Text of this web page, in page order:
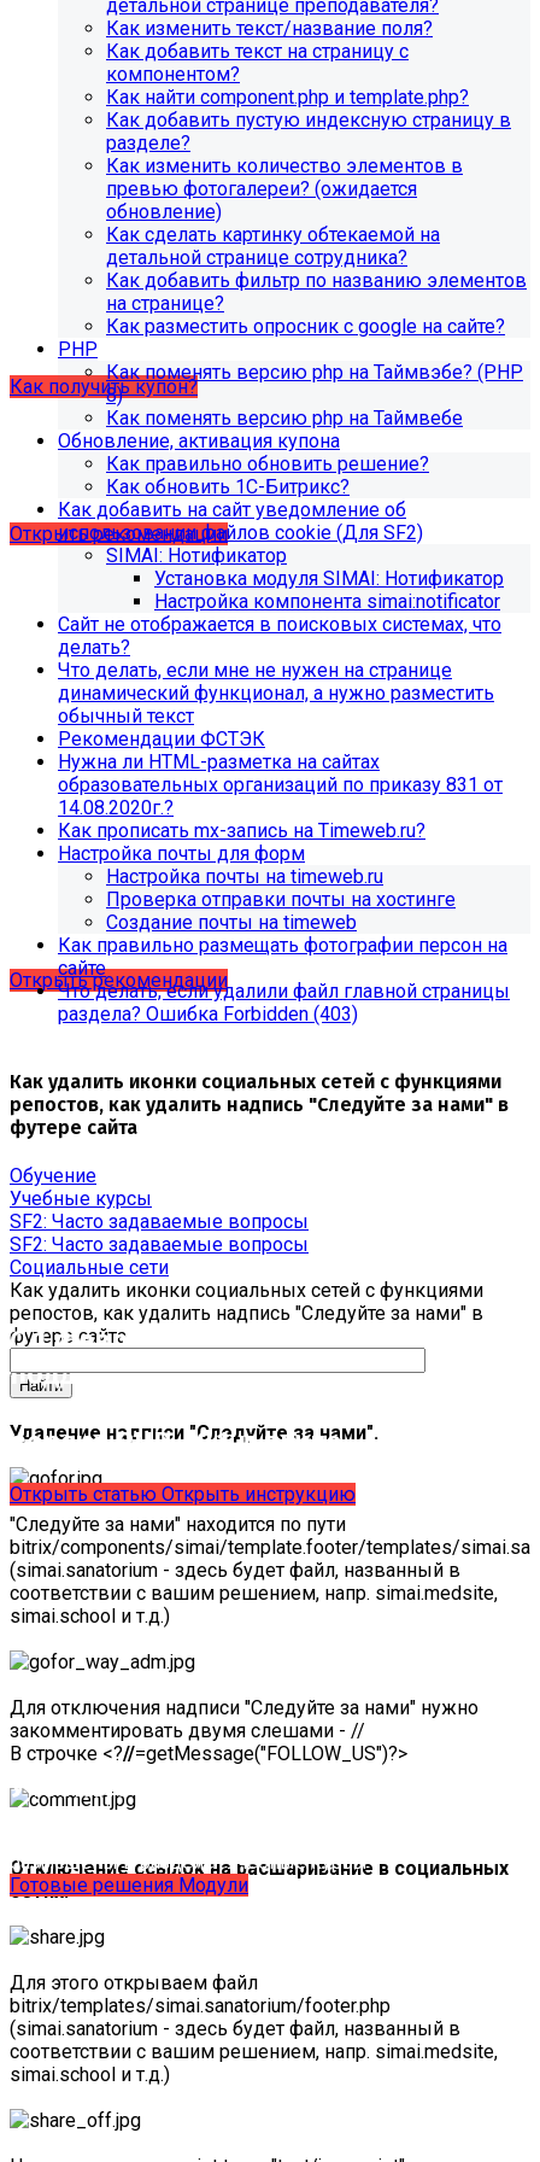
[MP_LICENSE_VIOLATION] В вашу лицензию не входит
модуль SIMAI-SF4: Сведения об образовательной
организации (simai.sveden)
В связи с новыми требованиями Приказа 1493
Рособнадзора нами были внесены изменения в
поставку готовых решений для образовательных
организаций.
Теперь в сборку готовых решений для образовательных
организаций входит модуль SIMAI-SF4: Сведения об
образовательной организации (simai.sveden). Для
корректной работы модуля необходимо активировать
купон на него.
Как получить купон?
Что делать, если на хостинге не
хватает места?
Открыть рекомендации
Рекомендации по безопасности
сайта
Открыть рекомендации
С 1 февраля 2023 года ограничена
поддержка продуктов 1С-Битрикс на
PHP версии ниже 8.0. Рекомендуемая
версия PHP - 8.1 и выше
Открыть статью Открыть инструкцию
Учебные курсы
размещены в разделе "Учебные курсы"
Готовые решения Модули
детальной странице преподавателя?
Как изменить текст/название поля?
Как добавить текст на страницу с
компонентом?
Как найти component.php и template.php?
Как добавить пустую индексную страницу в
разделе?
Как изменить количество элементов в
превью фотогалереи? (ожидается
обновление)
Как сделать картинку обтекаемой на
детальной странице сотрудника?
Как добавить фильтр по названию элементов
на странице?
Как разместить опросник с google на сайте?
PHP
Как поменять версию php на Таймвэбе? (PHP
8)
Как поменять версию php на Таймвебе
Обновление, активация купона
Как правильно обновить решение?
Как обновить 1С-Битрикс?
Как добавить на сайт уведомление об
использовании файлов cookie (Для SF2)
SIMAI: Нотификатор
Установка модуля SIMAI: Нотификатор
Настройка компонента simai:notificator
Сайт не отображается в поисковых системах, что
делать?
Что делать, если мне не нужен на странице
динамический функционал, а нужно разместить
обычный текст
Рекомендации ФСТЭК
Нужна ли HTML-разметка на сайтах
образовательных организаций по приказу 831 от
14.08.2020г.?
Как прописать mx-запись на Timeweb.ru?
Настройка почты для форм
Настройка почты на timeweb.ru
Проверка отправки почты на хостинге
Создание почты на timeweb
Как правильно размещать фотографии персон на
сайте
Что делать, если удалили файл главной страницы
раздела? Ошибка Forbidden (403)
Как удалить иконки социальных сетей с функциями
репостов, как удалить надпись "Следуйте за нами" в
футере сайта
Обучение
Учебные курсы
SF2: Часто задаваемые вопросы
SF2: Часто задаваемые вопросы
Социальные сети
Как удалить иконки социальных сетей с функциями
репостов, как удалить надпись "Следуйте за нами" в
футере сайта
Удаление надписи "Следуйте за нами".
"Следуйте за нами" находится по пути
bitrix/components/simai/template.footer/templates/
(simai.sanatorium - здесь будет файл, названный в
соответствии с вашим решением, напр. simai.medsite,
simai.school и т.д.)
Для отключения надписи "Следуйте за нами" нужно
закомментировать двумя слешами - //
В строчке <?//=getMessage("FOLLOW_US")?>
Отключениессылок на расшаривание в социальных
сетях.
Для этого открываем файл
bitrix/templates/simai.sanatorium/footer.php
(simai.sanatorium - здесь будет файл, названный в
соответствии с вашим решением, напр. simai.medsite,
simai.school и т.д.)